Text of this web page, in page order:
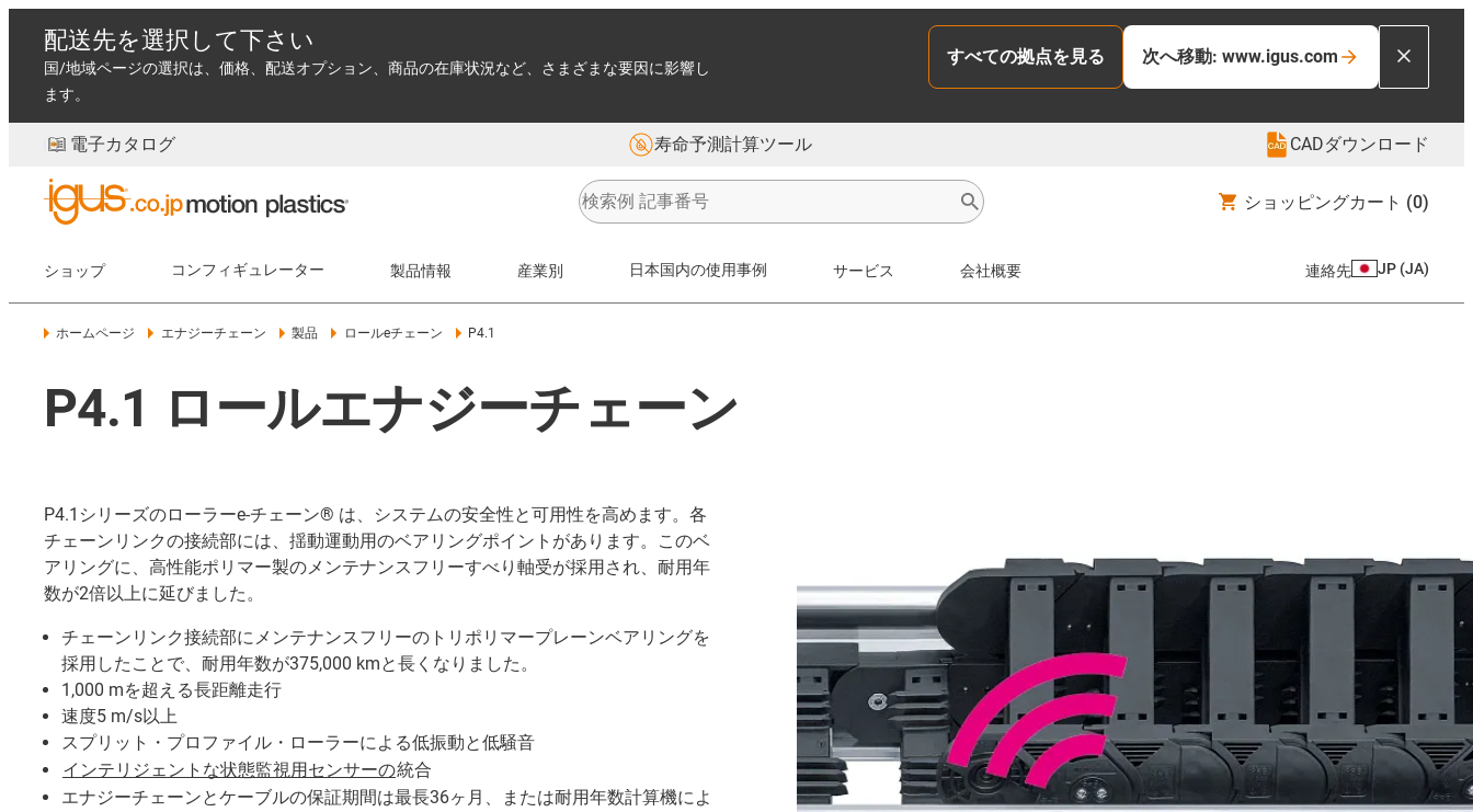
配送先を選択して下さい
国/地域ページの選択は、価格、配送オプション、商品の在庫状況など、さまざまな要因に影響し
ます。
すべての拠点を見る 次へ移動: www.igus.com
電子カタログ 寿命予測計算ツール CADダウンロード
ショッピングカート (0)
ショップ コンフィギュレーター 製品情報 産業別 日本国内の使用事例 サービス 会社概要 連絡先 JP (JA)
ホームページ エナジーチェーン 製品 ロールeチェーン P4.1
P4.1 ロールエナジーチェーン
P4.1シリーズのローラーe-チェーン® は、システムの安全性と可用性を高めます。各
チェーンリンクの接続部には、揺動運動用のベアリングポイントがあります。このベ
アリングに、高性能ポリマー製のメンテナンスフリーすべり軸受が採用され、耐用年
数が2倍以上に延びました。
チェーンリンク接続部にメンテナンスフリーのトリポリマープレーンベアリングを
採用したことで、耐用年数が375,000 kmと長くなりました。
1,000 mを超える長距離走行
速度5 m/s以上
スプリット・プロファイル・ローラーによる低振動と低騒音
インテリジェントな状態監視用センサーの統合
エナジーチェーンとケーブルの保証期間は最長36ヶ月、または耐用年数計算機によ